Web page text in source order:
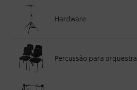
Hardware
Percussão para orquestra